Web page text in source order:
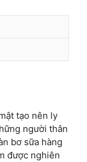
tạo nên ly
người thân
bơ sữa hàng
được nghiên